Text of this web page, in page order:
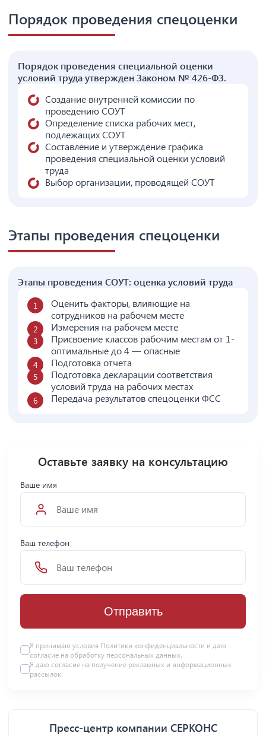
Порядок проведения спецоценки
Порядок проведения специальной оценки
условий труда утвержден Законом № 426-ФЗ.
Создание внутренней комиссии по
проведению СОУТ
Определение списка рабочих мест,
подлежащих СОУТ
Составление и утверждение графика
проведения специальной оценки условий
труда
Выбор организации, проводящей СОУТ
Этапы проведения спецоценки
Этапы проведения СОУТ: оценка условий труда
Оценить факторы, влияющие на
сотрудников на рабочем месте
Измерения на рабочем месте
Присвоение классов рабочим местам от 1-
оптимальные до 4 — опасные
Подготовка отчета
Подготовка декларации соответствия
условий труда на рабочих местах
Передача результатов спецоценки ФСС
Оставьте заявку на консультацию
Ваше имя
Ваш телефон
Отправить
Я принимаю условия Политики конфиденциальности и даю
согласие на обработку персональных данных.
Я даю согласие на получение рекламных и информационных
рассылок.
Пресс-центр компании СЕРКОНС